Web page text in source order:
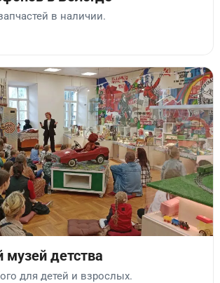
в наличии.
музей детства
для детей и взрослых.